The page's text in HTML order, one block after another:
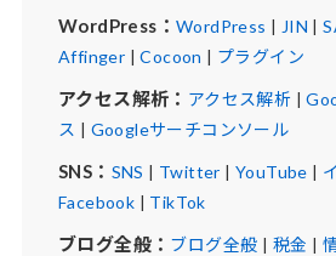
WordPress： WordPress | JIN |
Affinger |Cocoon | プラグイン
アクセス解析： アクセス解析 |
ス | Googleサーチコンソール
SNS： SNS | Twitter | YouTube |
Facebook | TikTok
ブログ全般： ブログ全般 | 税金 |